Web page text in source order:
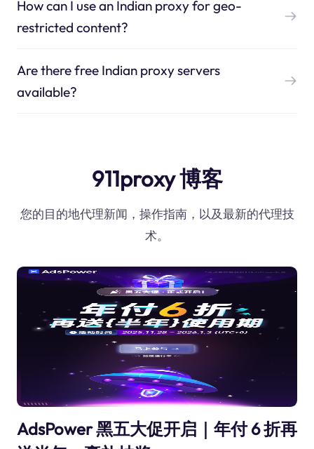
How can I use an Indian proxy for geo-
restricted content?
Are there free Indian proxy servers
available?
911proxy 博客
您的目的地代理新闻，操作指南，以及最新的代理技
术。
AdsPower 黑五大促开启｜年付 6 折再